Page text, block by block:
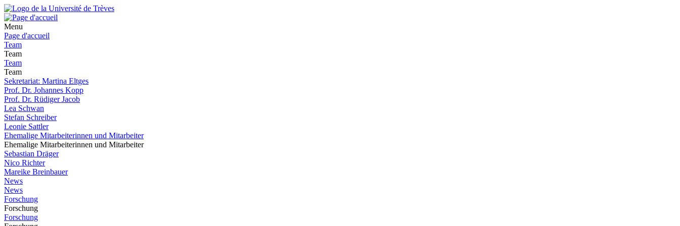
Menu
Page d'accueil
Team
Team
Team
Team
Sekretariat: Martina Eltges
Prof. Dr. Johannes Kopp
Prof. Dr. Rüdiger Jacob
Lea Schwan
Stefan Schreiber
Leonie Sattler
Ehemalige Mitarbeiterinnen und Mitarbeiter
Ehemalige Mitarbeiterinnen und Mitarbeiter
Sebastian Dräger
Nico Richter
Mareike Breinbauer
News
News
Forschung
Forschung
Forschung